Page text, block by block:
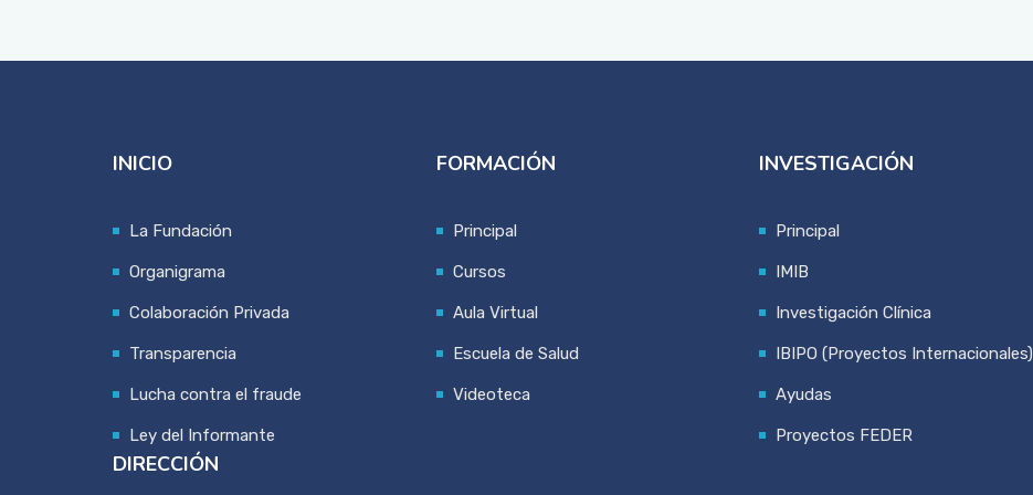
INICIO
La Fundación
Organigrama
Colaboración Privada
Transparencia
Lucha contra el fraude
Ley del Informante
FORMACIÓN
Principal
Cursos
Aula Virtual
Escuela de Salud
Videoteca
INVESTIGACIÓN
Principal
IMIB
Investigación Clínica
IBIPO (Proyectos Internacionales)
Ayudas
Proyectos FEDER
DIRECCIÓN